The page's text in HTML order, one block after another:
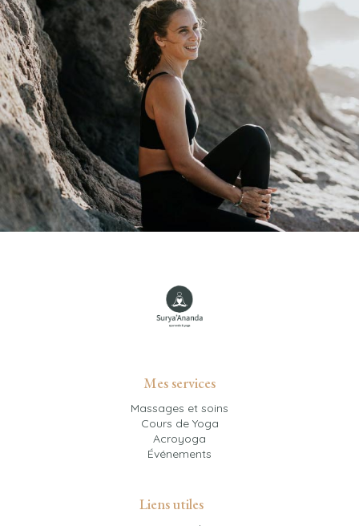
Mes services
Massages et soins
Cours de Yoga
Acroyoga
Événements
Liens utiles